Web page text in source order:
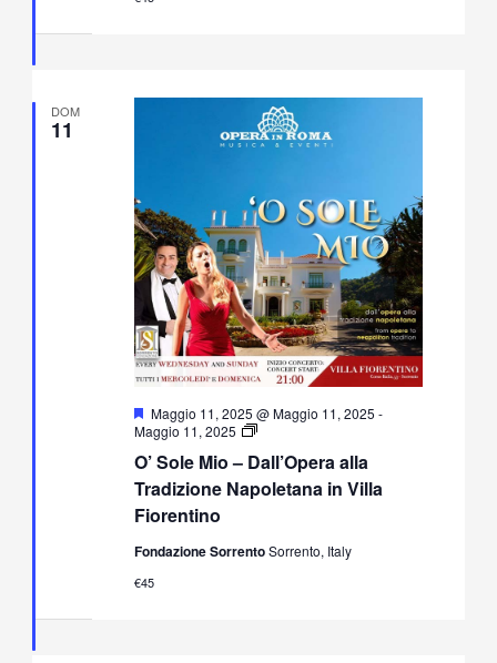
DOM
11
O’ Sole Mio – Dall’Opera alla
Tradizione Napoletana in Villa
Fiorentino
Segnalati
Maggio 11, 2025 @ Maggio 11, 2025 -
Maggio 11, 2025
O’
Mio
–
Dall’Opera
Napoletana
Fondazione SorrentoSorrento, Italy
€45